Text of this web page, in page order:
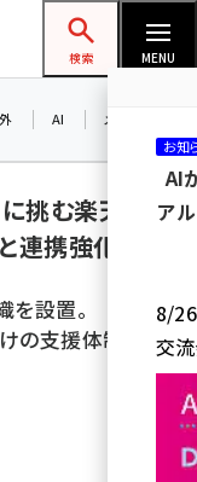
フォーラム
検索 MENU
AI メタバース
挑む楽天、中
連携強化
を設置。
の支援体制を強
お知
AI
ア
8/26
交